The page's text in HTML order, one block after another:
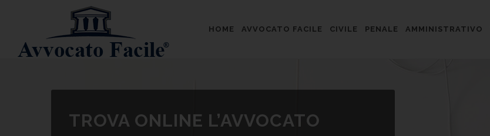
HOME AVVOCATO FACILE CIVILE PENALE AMMINISTRATIVO
TROVA ONLINE L’AVVOCATO